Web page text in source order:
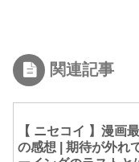
関連記事
【 ニセコイ 】漫画
の感想 | 期待が外れ